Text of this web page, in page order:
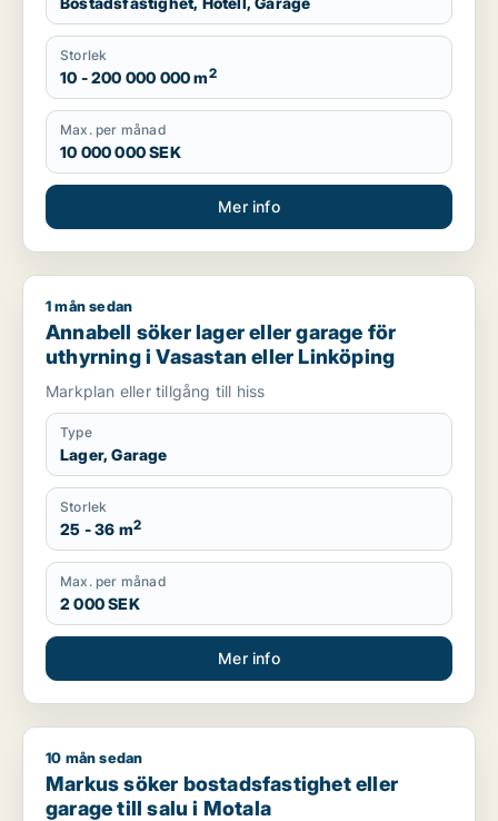
Storlek
10 - 200 000 000 m2
Max. per månad
10 000 000 SEK
Mer info
Annabell söker lager eller garage för uthyrning i Vasastan
1 mån sedan
Annabell söker lager eller garage för
uthyrning i Vasastan eller Linköping
Markplan eller tillgång till hiss
Type
Lager, Garage
Storlek
25 - 36 m2
Max. per månad
2 000 SEK
Mer info
Markus söker bostadsfastighet eller garage till salu i Motala
10 mån sedan
Markus söker bostadsfastighet eller
garage till salu i Motala